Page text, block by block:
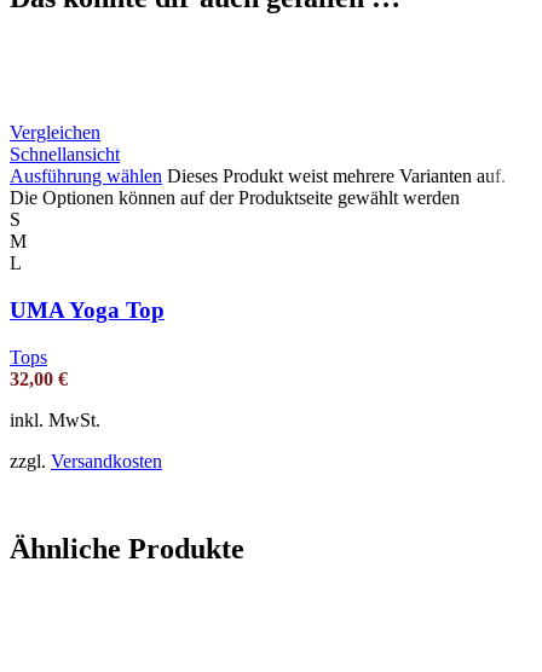
Vergleichen
Schnellansicht
Ausführung wählen Dieses Produkt weist mehrere Varianten auf.
Die Optionen können auf der Produktseite gewählt werden
S
M
L
UMA Yoga Top
Tops
32,00 €
inkl. MwSt.
zzgl. Versandkosten
Ähnliche Produkte